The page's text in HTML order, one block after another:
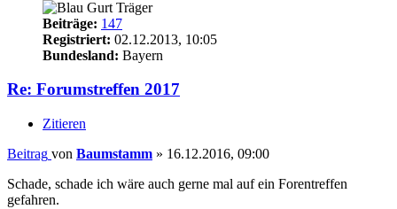
Beiträge: 147
Registriert: 02.12.2013, 10:05
Bundesland: Bayern
Re: Forumstreffen 2017
Zitieren
Beitrag von Baumstamm » 16.12.2016, 09:00
Schade, schade ich wäre auch gerne mal auf ein Forentreffen
gefahren.